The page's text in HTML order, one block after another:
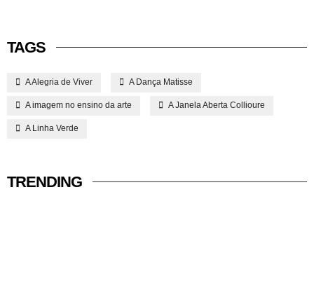
TAGS
A Alegria de Viver A Dança Matisse
A imagem no ensino da arte A Janela Aberta Collioure
A Linha Verde
TRENDING